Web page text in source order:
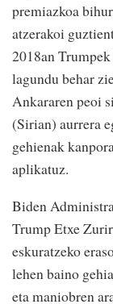
premiazkoa
atzerakoi
2018an
lagundu behar
Ankararen peoi
(Sirian) aurrera
gehienak
aplikatuz.
Biden
Trump Etxe
eskuratzeko
lehen baino
eta maniobren